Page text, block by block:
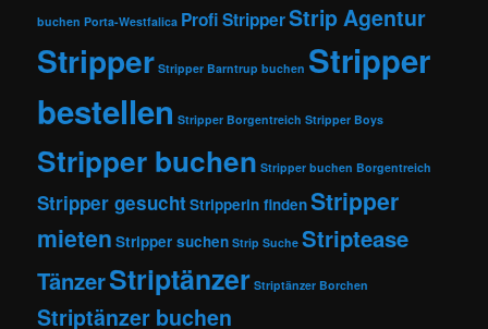
buchen Porta-Westfalica Profi StripperStrip Agentur
Stripper Stripper Barntrup buchen Stripper
bestellen Stripper Borgentreich Stripper Boys
Stripper buchen Stripper buchen Borgentreich
Stripper gesuchtStripperin findenStripper
mieten Stripper suchen Strip Suche Striptease
TänzerStriptänzer Striptänzer Borchen
Striptänzer buchen